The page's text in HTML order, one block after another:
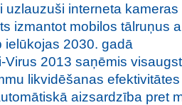
uzlauzuši interneta
izmantot mobilos tālruņus
ielūkojas 2030. gadā
Virus 2013 saņēmis
likvidēšanas
aizsardzība pret